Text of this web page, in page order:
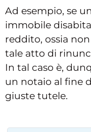
Ad esempio, se
immobile
reddito, ossia non
tale atto di
In tal caso è,
un notaio al fine
giuste tutele.